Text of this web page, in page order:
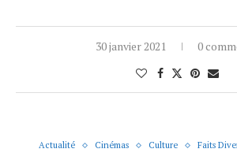
30 janvier 2021 0
Actualité Cinémas Culture Faits